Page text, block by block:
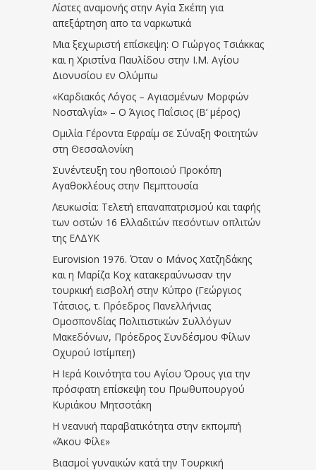
Λίστες αναμονής στην Αγία Σκέπη για
απεξάρτηση απο τα ναρκωτικά
Μια ξεχωριστή επίσκεψη: Ο Γιώργος Τσιάκκας
και η Χριστίνα Παυλίδου στην Ι.Μ. Αγίου
Διονυσίου εν Ολύμπω
«Καρδιακός Λόγος – Αγιασμένων Μορφών
Νοσταλγία» – Ο Άγιος Παΐσιος (Β’ μέρος)
Ομιλία Γέροντα Εφραίμ σε Σύναξη Φοιτητών
στη Θεσσαλονίκη
Συνέντευξη του ηθοποιού Προκόπη
Αγαθοκλέους στην Πεμπτουσία
Λευκωσία: Τελετή επαναπατρισμού και ταφής
των οστών 16 Ελλαδιτών πεσόντων οπλιτών
της ΕΛΔΥΚ
Eurovision 1976. Όταν ο Μάνος Χατζηδάκης
και η Μαρίζα Κοχ κατακεραύνωσαν την
τουρκική εισβολή στην Κύπρο (Γεώργιος
Τάτσιος, τ. Πρόεδρος Πανελλήνιας
Ομοσπονδίας Πολιτιστικών Συλλόγων
Μακεδόνων, Πρόεδρος Συνδέσμου Φίλων
Οχυρού Ιστίμπεη)
Η Ιερά Κοινότητα του Αγίου Όρους για την
πρόσφατη επίσκεψη του Πρωθυπουργού
Κυριάκου Μητσοτάκη
Η νεανική παραβατικότητα στην εκπομπή
«Άκου Φίλε»
Βιασμοί γυναικών κατά την Τουρκική